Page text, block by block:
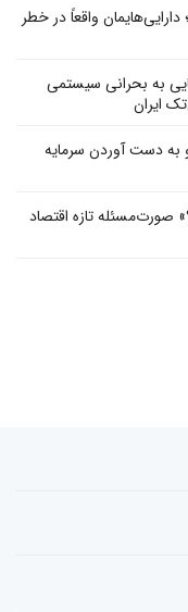
واقعاً در خطر
به بحرانی سیستمی
ایران
به دست آوردن سرمایه
صورت‌مسئله تازه اقتصاد